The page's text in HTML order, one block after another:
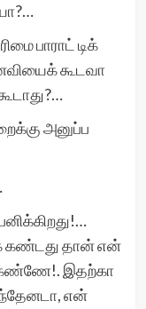
பாராட் டிக்
கூடவா
அனுப்ப
கண்டது தான் என்
இதற்கா
என்